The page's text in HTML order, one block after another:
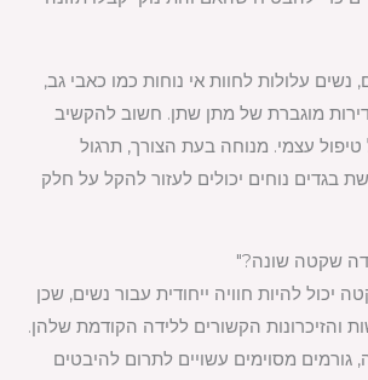
עלולות לחוות אי נוחות כמו כאבי גב,
מוגברת של מתן שתן. חשוב להקשיב
טיפול עצמי. מנוחה בעת הצורך, תרגול
בגדים נוחים יכולים לעזור להקל על חלק
שקטה שונה?"
יכול להיות חוויה ייחודית עבור נשים, שכן
והזיכרונות הקשורים ללידה הקודמת שלהן.
גורמים מסוימים עשויים לתרום להיבטים